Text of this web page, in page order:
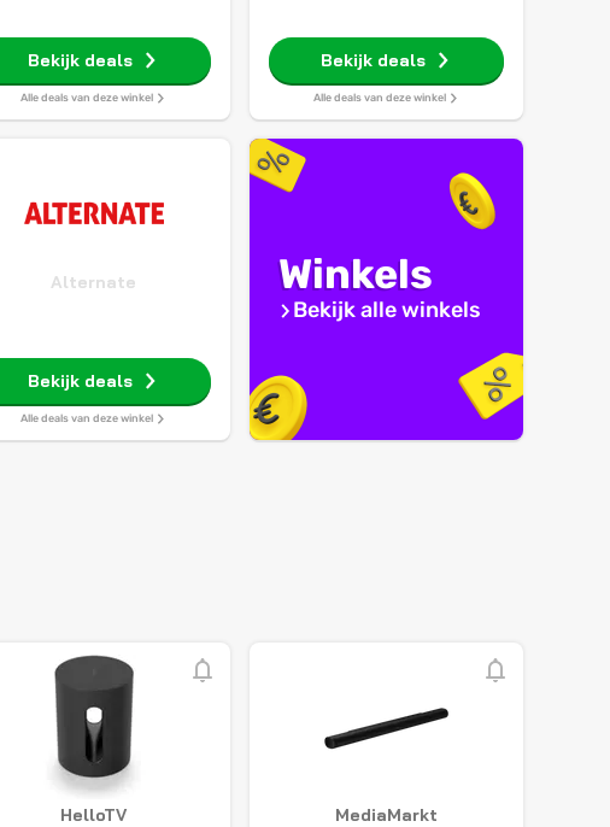
Bekijk deals
Alle deals van deze winkel
Bekijk deals
Alle deals van deze winkel
Alternate
Bekijk deals
Alle deals van deze winkel
Winkels
Bekijk alle winkels
HelloTV MediaMarkt